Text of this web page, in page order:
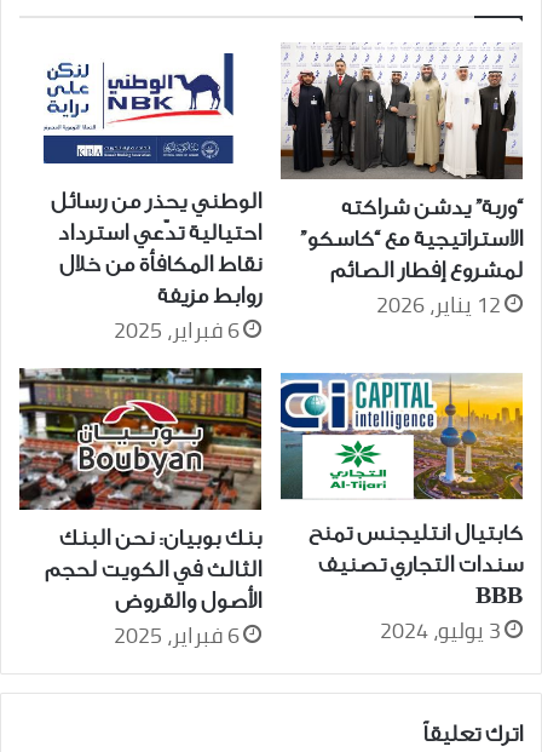
“وربة” يدشن شراكته
الاستراتيجية مع “كاسكو”
لمشروع إفطار الصائم
12 يناير، 2026
الوطني يحذر من رسائل
احتيالية تدّعي استرداد
نقاط المكافأة من خلال
روابط مزيفة
6 فبراير، 2025
كابتيال انتليجنس تمنح
سندات التجاري تصنيف
BBB
3 يوليو، 2024
بنك بوبيان: نحن البنك
الثالث في الكويت لحجم
الأصول والقروض
6 فبراير، 2025
اترك تعليقاً